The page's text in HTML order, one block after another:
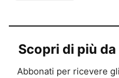
Scopri di più
Abbonati per ricevere